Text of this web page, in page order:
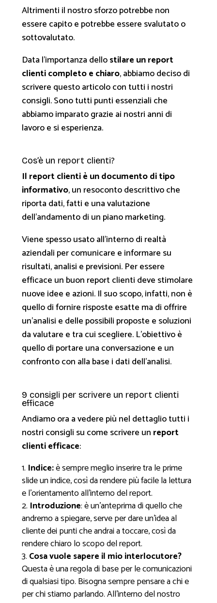
Altrimenti il nostro sforzo potrebbe non
essere capito e potrebbe essere svalutato o
sottovalutato.
Data l’importanza dellostilare un report
clienti completo e chiaro, abbiamo deciso di
scrivere questo articolo con tutti i nostri
consigli. Sono tutti punti essenziali che
abbiamo imparato grazie ai nostri anni di
lavoro e si esperienza.
Cos’è un report clienti?
Il report clienti è un documento di tipo
informativo, un resoconto descrittivo che
riporta dati, fatti e una valutazione
dell’andamento di un piano marketing.
Viene spesso usato all’interno di realtà
aziendali per comunicare e informare su
risultati, analisi e previsioni. Per essere
efficace un buon report clienti deve stimolare
nuove idee e azioni.Il suo scopo, infatti, non è
quello di fornire risposte esatte ma di offrire
un’analisi e delle possibili proposte e soluzioni
da valutare e tra cui scegliere. L’obiettivo è
quello di portare una conversazione e un
confronto con alla base i dati dell’analisi.
9 consigli per scrivere un report clienti
efficace
Andiamo ora a vedere più nel dettaglio tutti i
nostri consigli su come scrivere un report
clienti efficace:
Indice:è sempre meglio inserire tra le prime
slide un indice, così da rendere più facile la lettura
e l’orientamento all’interno del report.
Introduzione: è un’anteprima di quello che
andremo a spiegare, serve per dare un’idea al
cliente dei punti che andrai a toccare, così da
rendere chiaro lo scopo del report.
Cosa vuole sapere il mio interlocutore?
Questa è una regola di base per le comunicazioni
di qualsiasi tipo. Bisogna sempre pensare a chi e
per chi stiamo parlando. All’interno del nostro